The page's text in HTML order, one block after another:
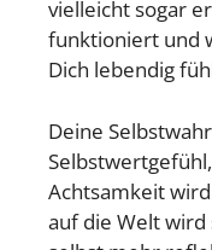
vielleicht sogar
funktioniert und
Dich lebendig
Deine
Achtsamkeit
auf die Welt wird